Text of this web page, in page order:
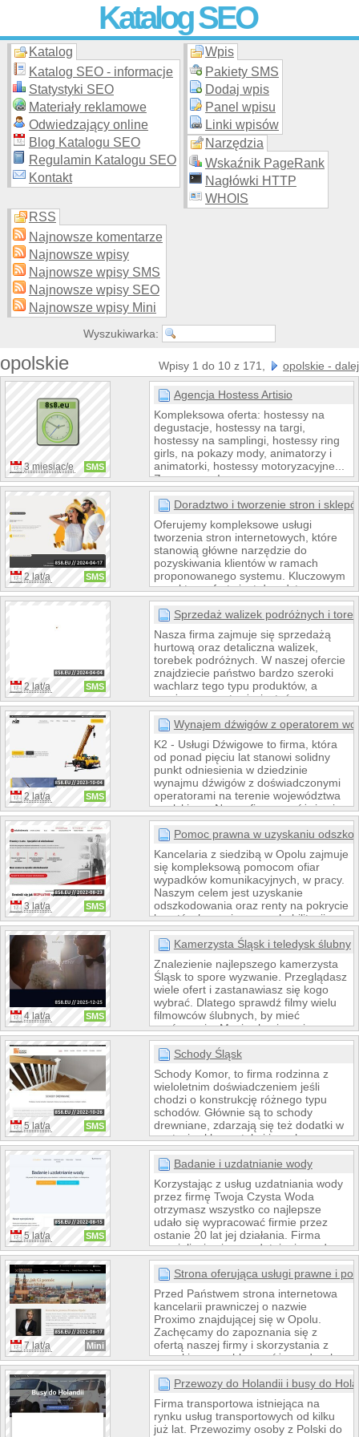
Katalog SEO
Skuteczna i promocja stron WWW –
moderowanego katalogu za darmo!
Katalog
Katalog SEO - informacje
Statystyki SEO
Materiały reklamowe
Odwiedzający online
Blog Katalogu SEO
Regulamin Katalogu SEO
Kontakt
Wpis
Pakiety SMS
Dodaj wpis
Panel wpisu
Linki wpisów
Narzędzia
Wskaźnik PageRank
Nagłówki HTTP
WHOIS
RSS
Najnowsze komentarze
Najnowsze wpisy
Najnowsze wpisy SMS
Najnowsze wpisy SEO
Najnowsze wpisy Mini
Wyszukiwarka:
opolskie Wpisy 1 do 10 z 171, opolskie - dalej
3 miesiąc/e SMS
Agencja Hostess Artisio
Kompleksowa oferta: hostessy na
degustacje, hostessy na targi,
hostessy na samplingi, hostessy ring
girls, na pokazy mody, animatorzy i
animatorki, hostessy motoryzacyjne...
Zapraszamy!
2 lat/a SMS
Doradztwo i tworzenie stron i
Oferujemy kompleksowe usługi
tworzenia stron internetowych, które
stanowią główne narzędzie do
pozyskiwania klientów w ramach
proponowanego systemu. Kluczowym
aspektem oferty jest doradztwo,
mające na celu wsparcie klientów,
którzy mogą nie być zaznajomieni z
potencjałem, jaki współczesne strony
internetowe oferują.
2 lat/a SMS
Sprzedaż walizek podróżnych i
Nasza firma zajmuje się sprzedażą
hurtową oraz detaliczna walizek,
torebek podróżnych. W naszej ofercie
znajdziecie państwo bardzo szeroki
wachlarz tego typu produktów, a
zważywszy na to, że jesteśmy
producentem oraz hurtownią, możecie
być Państwo pewni najniższych cen
współpracy sklepy internetowe,
stacjonarne krajowe i zagraniczne.
2 lat/a SMS
Wynajem dźwigów z operatorem
K2 - Usługi Dźwigowe to firma, która
od ponad pięciu lat stanowi solidny
punkt odniesienia w dziedzinie
wynajmu dźwigów z doświadczonymi
operatorami na terenie województwa
opolskiego. Nasza firma wyróżnia się
nie tylko długoletnim doświadczeniem,
ale także niezawodnymi maszynami
producenta, Faun. Poznaj naszą
ofertę i przekonaj się, dlaczego warto
wybrać K2 - Usługi Dźwigowe.
3 lat/a SMS
Pomoc prawna w uzyskaniu
Kancelaria z siedzibą w Opolu zajmuje
się kompleksową pomocom ofiar
wypadków komunikacyjnych, w pracy.
Naszym celem jest uzyskanie
odszkodowania oraz renty na pokrycie
kosztów leczenia oraz rehabilitacji.
Pomagamy od a do z. Nie ma
konieczności stawiania się w sądzie
klienta. Naszym wynagrodzeniem jest
tylko procent od wygranej sprawy.
4 lat/a SMS
Kamerzysta Śląsk i teledysk ślubny
Znalezienie najlepszego kamerzysta
Śląsk to spore wyzwanie. Przeglądasz
wiele ofert i zastanawiasz się kogo
wybrać. Dlatego sprawdź filmy wielu
filmowców ślubnych, by mieć
porównanie. Musisz koniecznie
obejrzeć filmy fedorczyk.pl i poznać
opinie jego klientów. Najnowszy
opowiedziane historie miłości.
5 lat/a SMS
Schody Śląsk
Schody Komor, to firma rodzinna z
wieloletnim doświadczeniem jeśli
chodzi o konstrukcję różnego typu
schodów. Głównie są to schody
drewniane, zdarzają się też dodatki w
postaci szkła, metalu i innych
elementów. Terminowość i jakość
realizacji sprawia, że Schody Komor to
aspekcie.
5 lat/a SMS
Badanie i uzdatnianie wody
Korzystając z usług uzdatniania wody
przez firmę Twoja Czysta Woda
otrzymasz wszystko co najlepsze
udało się wypracować firmie przez
ostanie 20 lat jej działania. Firma
specjalizuje się w uzdatnianiu wody na
terenie województwa śląskiego,
opolskiego i małopolskiego. Każdego
zleceń związanych z badaniem oraz
późniejszym uzdatnianiem wody w
domach prywatnych oraz
przedsiębiorstwach. Wszechstronna
wiedza pracowników pozwala na
dobieranie odpowiednich rozwiązań.
7 lat/a Mini
Strona oferująca usługi prawne i
Przed Państwem strona internetowa
kancelarii prawniczej o nazwie
Proximo znajdującej się w Opolu.
Zachęcamy do zapoznania się z
ofertą naszej firmy i skorzystania z
szerokiego wachlarza różnorodnych
usług prawnych.
Przewozy do Holandii i busy do
Firma transportowa istniejąca na
rynku usług transportowych od kilku
już lat. Przewozimy osoby z Polski do